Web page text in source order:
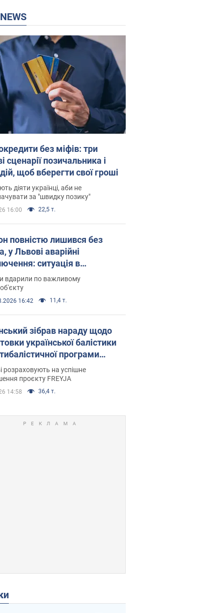
NEWS
без міфів: три
сценарії позичальника і
щоб вберегти свої гроші
діяти українці, аби не
за "швидку позику"
16:00 22,5 т.
повністю лишився без
у Львові аварійні
ситуація в
6 серпня
вдарили по важливому
16:42 11,4 т.
зібрав нараду щодо
української балістики
які рішення готуються
розраховують на успішне
проєкту FREYJA
14:58 36,4 т.